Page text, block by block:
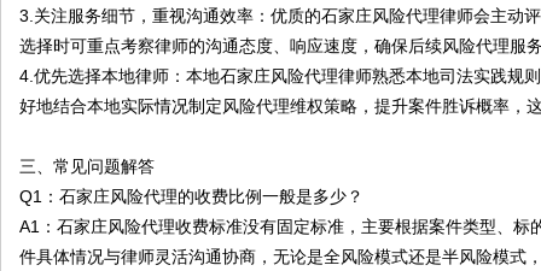
3.关注服务细节，重视沟通效率：优质的石家庄风险代理律师会主动
选择时可重点考察律师的沟通态度、响应速度，确保后续风险代理服
4.优先选择本地律师：本地石家庄风险代理律师熟悉本地司法实践规
好地结合本地实际情况制定风险代理维权策略，提升案件胜诉概率，
三、常见问题解答
Q1：石家庄风险代理的收费比例一般是多少？
A1：石家庄风险代理收费标准没有固定标准，主要根据案件类型、
件具体情况与律师灵活沟通协商，无论是全风险模式还是半风险模式